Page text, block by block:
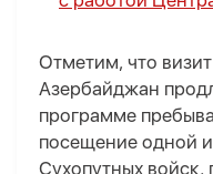
Отметим, что
Азербайджан
программе
посещение одной
Сухопутных войск,